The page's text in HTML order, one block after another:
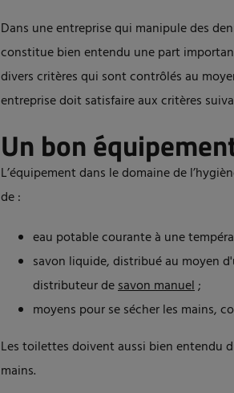
Dans une entreprise qui manipule des
constitue bien entendu une part
divers critères qui sont contrôlés au
entreprise doit satisfaire aux critères
Un bon
L’équipement dans le domaine de
de :
eau potable courante à une
savon liquide, distribué au moyen
distributeur desavon manuel;
moyens pour se sécher les mains,
Les toilettes doivent aussi bien entendu
mains.